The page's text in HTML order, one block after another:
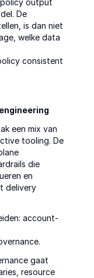
policy output
De
is dan niet
welke data
consistent
een mix van
tooling. De
die
en
delivery
account-
gaat
resource